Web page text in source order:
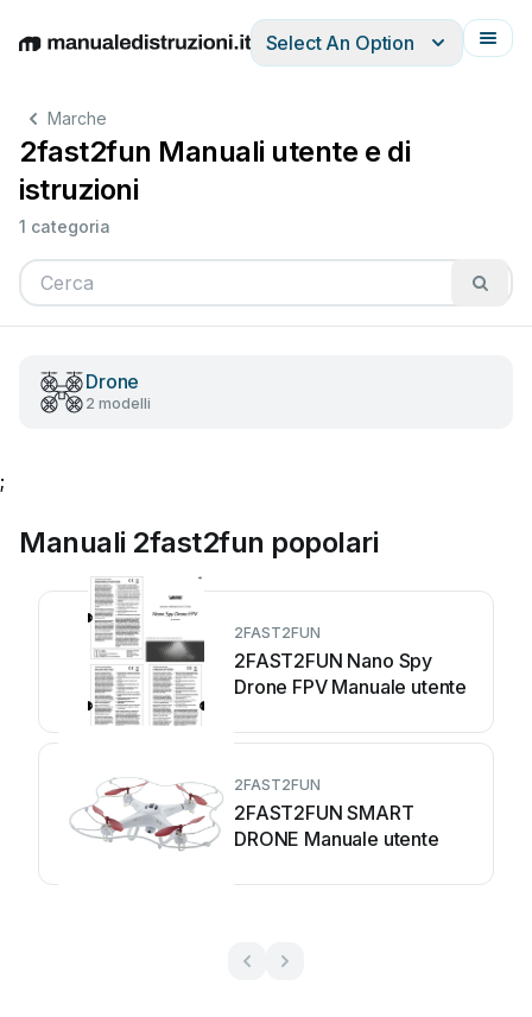
EnglishDeutschEspañolItalianoFrançais
Select An Option
Marche
2fast2fun Manuali utente e di
istruzioni
1 categoria
Drone
2 modelli
;
Manuali 2fast2fun popolari
2FAST2FUN
2FAST2FUN Nano Spy
Drone FPV Manuale utente
2FAST2FUN
2FAST2FUN SMART
DRONE Manuale utente